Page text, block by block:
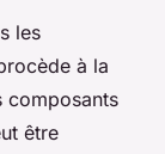
les
à la
composants
être